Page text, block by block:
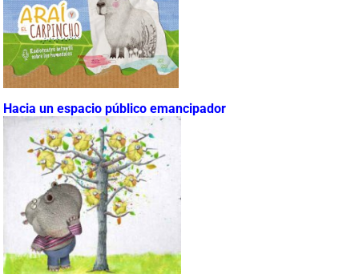
Hacia un espacio público emancipador